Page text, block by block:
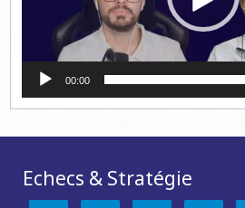
00:00
Echecs & Stratégie